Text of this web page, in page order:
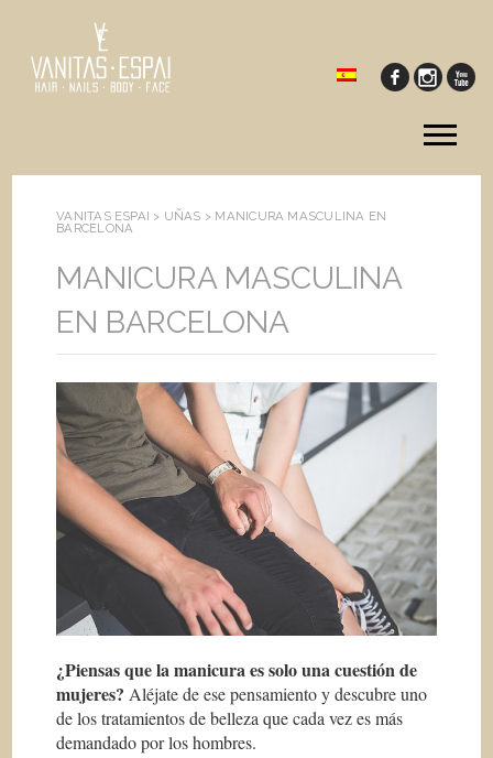
VANITAS ESPAI > UÑAS > MANICURA MASCULINA EN
BARCELONA
MANICURA MASCULINA
EN BARCELONA
¿Piensas que la manicura es solo una cuestión de
mujeres? Aléjate de ese pensamiento y descubre uno
de los tratamientos de belleza que cada vez es más
demandado por los hombres.